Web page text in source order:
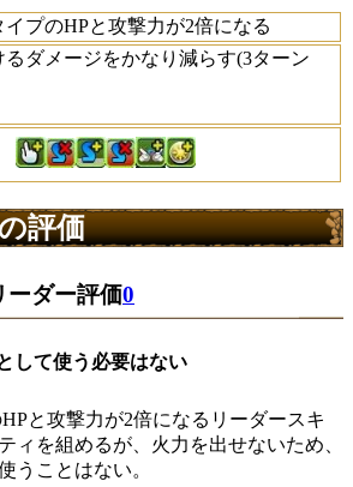
イプのHPと攻撃力が2倍になる
ダメージをかなり減らす(3ターン
評価
ーダー評価0
して使う必要はない
と攻撃力が2倍になるリーダースキ
ィを組めるが、火力を出せないため、
うことはない。